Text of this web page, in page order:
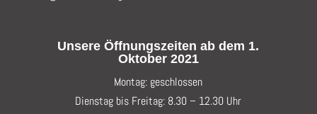
Unsere Öffnungszeiten ab dem 1.
Oktober 2021
Montag: geschlossen
Dienstag bis Freitag: 8.30 – 12.30 Uhr